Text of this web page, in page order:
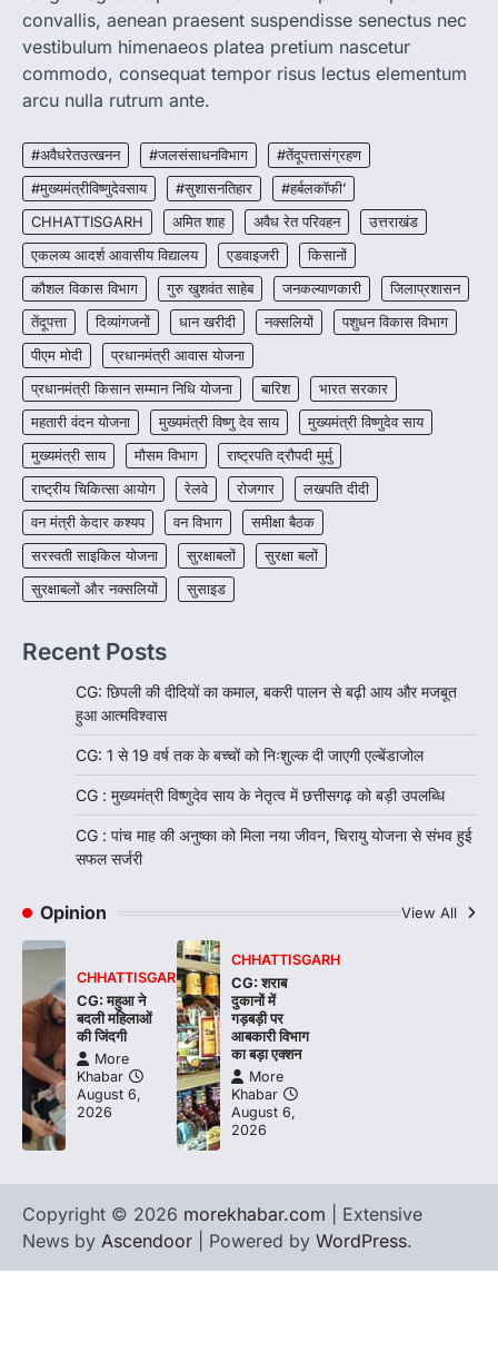
3
CHHATTISGARH
CG : मुख्यमंत्री विष्णुदेव साय के नेतृत्व में
छत्तीसगढ़ को बड़ी उपलब्धि
More Khabar
हरित विकास और किसानों की आय…
4
CHHATTISGARH
CG : पांच माह की अनुष्का को मिला नया
जीवन, चिरायु योजना से संभव हुई सफल सर्जरी
More Khabar August 7, 2026
रायपुर। राष्ट्रीय बाल स्वास्थ्य कार्यक्रम (चिरायु) के तहत
जशपुर जिले की 5 माह की मासूम…
convallis, aenean praesent suspendisse senectus nec
vestibulum himenaeos platea pretium nascetur
commodo, consequat tempor risus lectus elementum
arcu nulla rutrum ante.
#अवैधरेतउत्खनन #जलसंसाधनविभाग
#तेंदूपत्तासंग्रहण
#मुख्यमंत्रीविष्णुदेवसाय
#सुशासनतिहार
#हर्बलकॉफी’
CHHATTISGARH
अमित शाह अवैध रेत परिवहन
उत्तराखंड
एकलव्य आदर्श आवासीय विद्यालय
एडवाइजरी
किसानों
कौशल विकास विभाग
गुरु खुशवंत साहेब जनकल्याणकारी
जिलाप्रशासन
तेंदूपत्ता
दिव्यांगजनों धान खरीदी नक्सलियों
पशुधन विकास विभाग
पीएम मोदी
प्रधानमंत्री आवास योजना
प्रधानमंत्री किसान सम्मान निधि योजना
बारिश
भारत सरकार
महतारी वंदन योजना
मुख्यमंत्री विष्णु देव साय
मुख्यमंत्री विष्णुदेव साय
मुख्यमंत्री साय
मौसम विभाग
राष्ट्रपति द्रौपदी मुर्मु
राष्ट्रीय चिकित्सा आयोग
रेलवे रोजगार
लखपति दीदी
वन मंत्री केदार कश्यप
वन विभाग
समीक्षा बैठक
सरस्वती साइकिल योजना
सुरक्षाबलों
सुरक्षा बलों
सुरक्षाबलों और नक्सलियों
सुसाइड
Recent Posts
CG: छिपली की दीदियों का कमाल, बकरी पालन से बढ़ी आय और मजबूत
हुआ आत्मविश्वास
CG: 1 से 19 वर्ष तक के बच्चों को निःशुल्क दी जाएगी एल्बेंडाजोल
CG : मुख्यमंत्री विष्णुदेव साय के नेतृत्व में छत्तीसगढ़ को बड़ी उपलब्धि
CG : पांच माह की अनुष्का को मिला नया जीवन, चिरायु योजना से संभव हुई
सफल सर्जरी
Opinion View All
CHHATTISGARH
CG: महुआ ने
बदली महिलाओं
की जिंदगी
More
Khabar
August 6,
2026
CHHATTISGARH
CG: शराब
दुकानों में
गड़बड़ी पर
आबकारी विभाग
का बड़ा एक्शन
More
Khabar
August 6,
2026
Copyright © 2026 morekhabar.com | Extensive
News by Ascendoor | Powered by WordPress.